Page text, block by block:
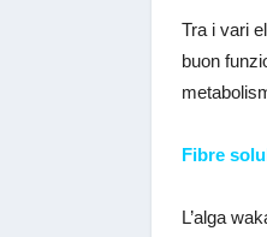
Tra i vari
buon
Fibre
L’alga